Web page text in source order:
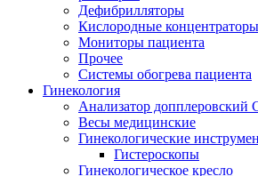
Дефибрилляторы
Кислородные концентраторы
Мониторы пациента
Прочее
Системы обогрева пациента
Гинекология
Анализатор допплеровский
Весы медицинские
Гинекологические
Гистероскопы
Гинекологическое кресло